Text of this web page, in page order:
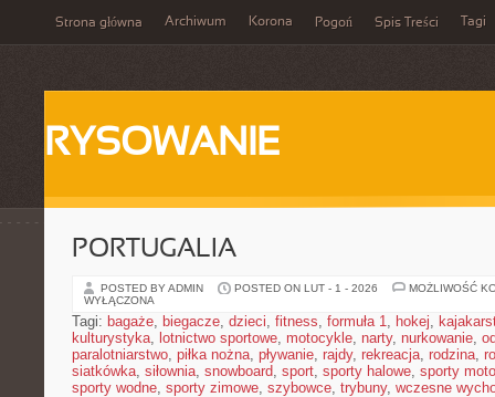
Strona główna Archiwum Korona Pogoń Spis Treści Tagi
RYSOWANIE
PORTUGALIA
POSTED BY ADMIN POSTED ON LUT - 1 - 2026
MOŻLIWOŚĆ
WYŁĄCZONA
Tagi: bagaże, biegacze, dzieci, fitness, formuła 1, hokej,
kulturystyka, lotnictwo sportowe, motocykle, narty, nurkowanie,
paralotniarstwo, piłka nożna, pływanie, rajdy, rekreacja, rodzina,
siatkówka, siłownia, snowboard, sport, sporty halowe, sporty
sporty wodne, sporty zimowe, szybowce, trybuny, wczesne